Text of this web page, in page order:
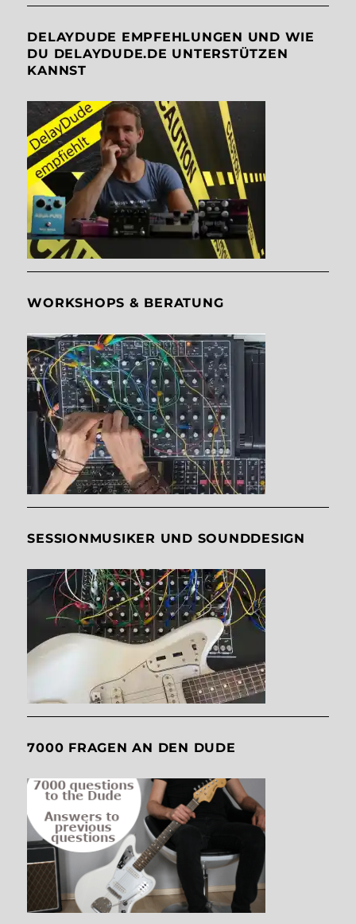
DELAYDUDE EMPFEHLUNGEN UND WIE
DU DELAYDUDE.DE UNTERSTÜTZEN
KANNST
WORKSHOPS & BERATUNG
SESSIONMUSIKER UND SOUNDDESIGN
7000 FRAGEN AN DEN DUDE